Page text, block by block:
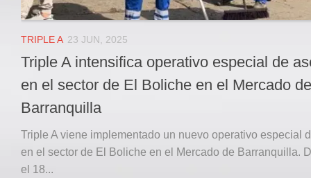
TRIPLE A 23 JUN, 2025
Triple A intensifica operativo especial de
en el sector de El Boliche en el Mercado de
Barranquilla
Triple A viene implementado un nuevo operativo especial
en el sector de El Boliche en el Mercado de Barranquilla.
el 18...